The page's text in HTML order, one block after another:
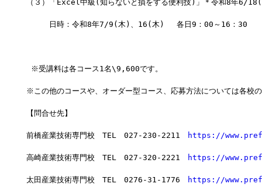
（３）「Excel中級(知らないと損をする便利技)」＊令和8年6/
日時：令和8年7/9(木)、16(木) 　各日9：00～16：30
※受講料は各コース1名\9,600です。
※この他のコースや、オーダー型コース、応募方法については各校
【問合せ先】
前橋産業技術専門校　TEL　027-230-2211 https://
高崎産業技術専門校　TEL　027-320-2221 https://
太田産業技術専門校　TEL　0276-31-1776 https://